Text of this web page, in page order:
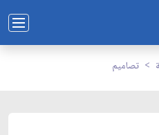
تصاميم